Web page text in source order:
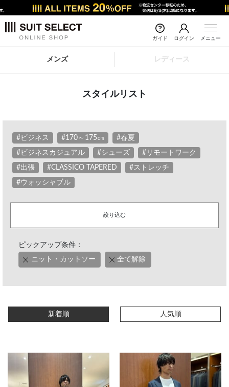
ガイド ログイン メニュー
メンズ レディース
スタイルリスト
#ビジネス #170～175㎝ #春夏
#ビジネスカジュアル #シューズ #リモートワーク
#出張 #CLASSICO TAPERED #ストレッチ
#ウォッシャブル
絞り込む
ピックアップ条件：
ニット・カットソー
全て解除
新着順 人気順